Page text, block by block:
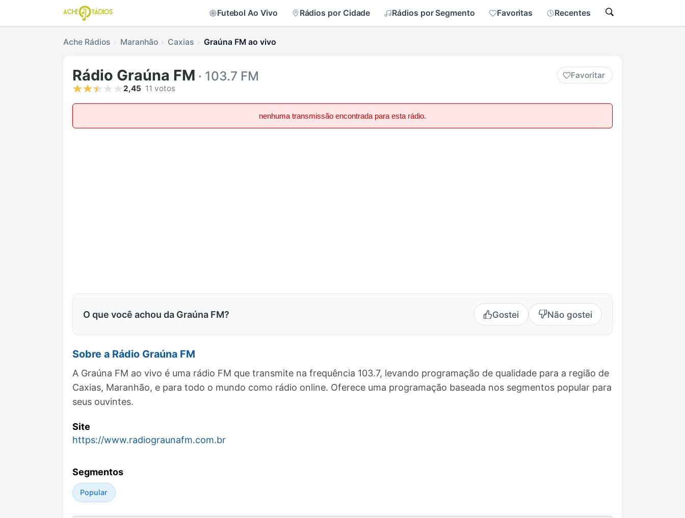
Futebol Ao Vivo Rádios por Cidade Rádios por Segmento Favoritas Recentes
Ache Rádios Maranhão Caxias Graúna FM ao vivo
Rádio Graúna FM · 103.7 FM
Favoritar
2,45 11 votos
nenhuma transmissão encontrada para esta rádio.
O que você achou da Graúna FM? Gostei Não gostei
Sobre a Rádio Graúna FM
A Graúna FM ao vivo é uma rádio FM que transmite na frequência 103.7, levando programação de qualidade para a região de
Caxias, Maranhão, e para todo o mundo como rádio online. Oferece uma programação baseada nos segmentos popular para
seus ouvintes.
Site
https://www.radiograunafm.com.br
Segmentos
Popular